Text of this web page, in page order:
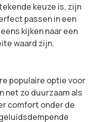
keuze is, zijn
passen in een
kijken naar een
waard zijn.
populaire optie voor
net zo duurzaam als
comfort onder de